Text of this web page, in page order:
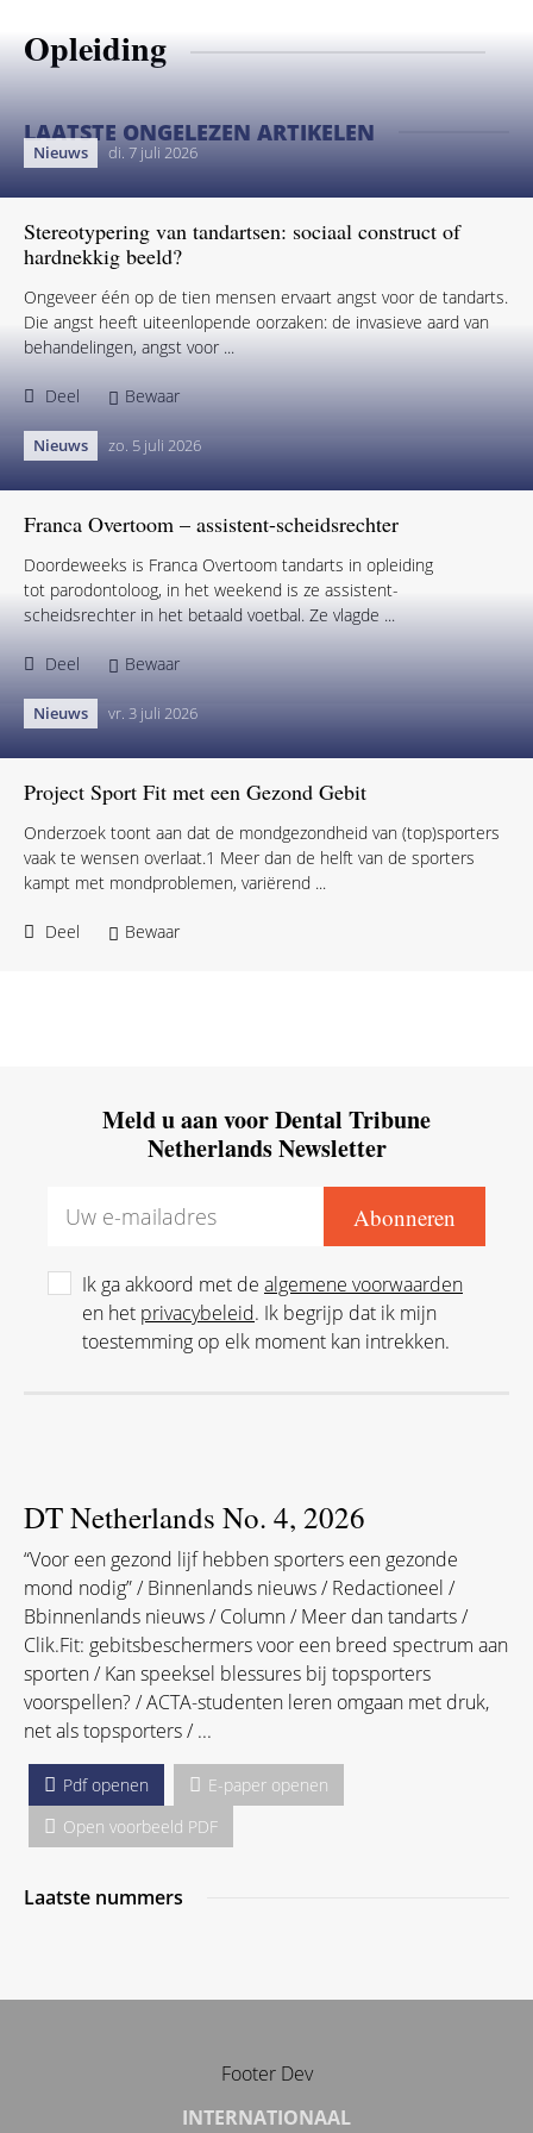
Opleiding
LAATSTE ONGELEZEN ARTIKELEN
Nieuws di. 7 juli 2026
Stereotypering van tandartsen: sociaal construct of
hardnekkig beeld?
Ongeveer één op de tien mensen ervaart angst voor de tandarts.
Die angst heeft uiteenlopende oorzaken: de invasieve aard van
behandelingen, angst voor ...
Deel Bewaar
Nieuws zo. 5 juli 2026
Franca Overtoom – assistent-scheidsrechter
Doordeweeks is Franca Overtoom tandarts in opleiding
tot parodontoloog, in het weekend is ze assistent-
scheidsrechter in het betaald voetbal. Ze vlagde ...
Deel Bewaar
Nieuws vr. 3 juli 2026
Project Sport Fit met een Gezond Gebit
Onderzoek toont aan dat de mondgezondheid van (top)sporters
vaak te wensen overlaat.1 Meer dan de helft van de sporters
kampt met mondproblemen, variërend ...
Deel Bewaar
Meld u aan voor Dental Tribune
Netherlands Newsletter
Ik ga akkoord met de algemene voorwaarden
en het privacybeleid. Ik begrijp dat ik mijn
toestemming op elk moment kan intrekken.
DT Netherlands No. 4, 2026
“Voor een gezond lijf hebben sporters een gezonde
mond nodig” / Binnenlands nieuws / Redactioneel /
Bbinnenlands nieuws / Column / Meer dan tandarts /
Clik.Fit: gebitsbeschermers voor een breed spectrum aan
sporten / Kan speeksel blessures bij topsporters
voorspellen? / ACTA-studenten leren omgaan met druk,
net als topsporters / ...
Pdf openen
E-paper openen
Open voorbeeld PDF
Laatste nummers
Footer Dev
INTERNATIONAAL